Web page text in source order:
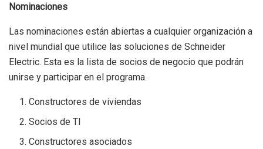
Nominaciones
Las nominaciones están abiertas a cualquier organización a
nivel mundial que utilice las soluciones de Schneider
Electric. Esta es la lista de socios de negocio que podrán
unirse y participar en el programa.
Constructores de viviendas
Socios de TI
Constructores asociados